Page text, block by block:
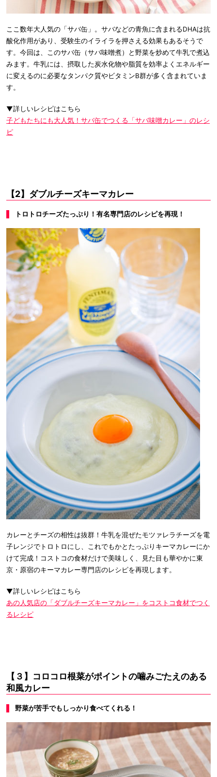
ここ数年大人気の「サバ缶」。サバなどの青魚に含まれるDHAは抗
酸化作用があり、受験生のイライラを押さえる効果もあるそうで
す。今回は、このサバ缶（サバ味噌煮）と野菜を炒めて牛乳で煮込
みます。牛乳には、摂取した炭水化物や脂質を効率よくエネルギー
に変えるのに必要なタンパク質やビタミンB群が多く含まれていま
す。
▼詳しいレシピはこちら
子どもたちにも大人気！サバ缶でつくる「サバ味噌カレー」のレシ
ピ
【2】ダブルチーズキーマカレー
トロトロチーズたっぷり！有名専門店のレシピを再現！
カレーとチーズの相性は抜群！牛乳を混ぜたモツァレラチーズを電
子レンジでトロトロにし、これでもかとたっぷりキーマカレーにか
けて完成！コストコの食材だけで美味しく、見た目も華やかに東
京・原宿のキーマカレー専門店のレシピを再現します。
▼詳しいレシピはこちら
あの人気店の「ダブルチーズキーマカレー」をコストコ食材でつく
るレシピ
【３】コロコロ根菜がポイントの噛みごたえのある
和風カレー
野菜が苦手でもしっかり食べてくれる！